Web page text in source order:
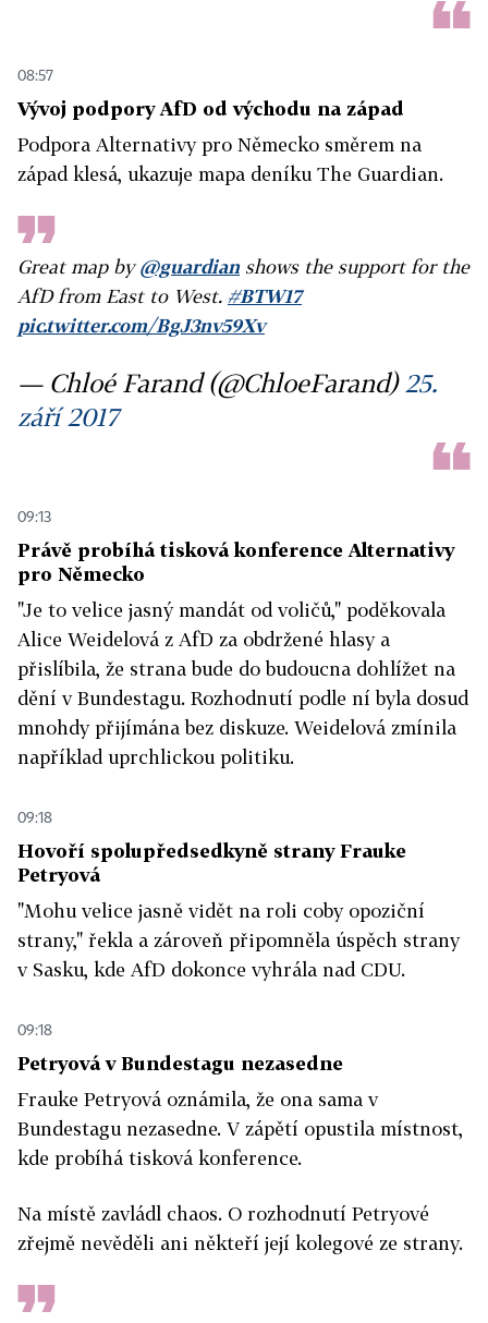
08:57
Vývoj podpory AfD od východu na západ
Podpora Alternativy pro Německo směrem na
západ klesá, ukazuje mapa deníku The Guardian.
Great map by@guardian shows the support for the
AfD from East to West. #BTW17
pic.twitter.com/BgJ3nv59Xv
— Chloé Farand (@ChloeFarand) 25.
září 2017
09:13
Právě probíhá tisková konference Alternativy
pro Německo
"Je to velice jasný mandát od voličů," poděkovala
Alice Weidelová z AfD za obdržené hlasy a
přislíbila, že strana bude do budoucna dohlížet na
dění v Bundestagu. Rozhodnutí podle ní byla dosud
mnohdy přijímána bez diskuze. Weidelová zmínila
například uprchlickou politiku.
09:18
Hovoří spolupředsedkyně strany Frauke
Petryová
"Mohu velice jasně vidět na roli coby opoziční
strany," řekla a zároveň připomněla úspěch strany
v Sasku, kde AfD dokonce vyhrála nad CDU.
09:18
Petryová v Bundestagu nezasedne
Frauke Petryová oznámila, že ona sama v
Bundestagu nezasedne. V zápětí opustila místnost,
kde probíhá tisková konference.
Na místě zavládl chaos. O rozhodnutí Petryové
zřejmě nevěděli ani někteří její kolegové ze strany.